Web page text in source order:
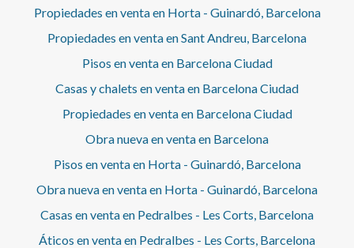
Propiedades en venta en Horta - Guinardó, Barcelona
Propiedades en venta en Sant Andreu, Barcelona
Pisos en venta en Barcelona Ciudad
Casas y chalets en venta en Barcelona Ciudad
Propiedades en venta en Barcelona Ciudad
Obra nueva en venta en Barcelona
Pisos en venta en Horta - Guinardó, Barcelona
Obra nueva en venta en Horta - Guinardó, Barcelona
Casas en venta en Pedralbes - Les Corts, Barcelona
Áticos en venta en Pedralbes - Les Corts, Barcelona